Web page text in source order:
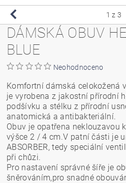
1 z 3
DÁMSKÁ OBUV
BLUE
Neohodnoceno
Komfortní dámská celokožená
je vyrobena z jakostní přírodní
podšívku a stélku z přírodní
anatomická a antibakteriální.
Obuv je opatřena neklouzavou
výšce 2 / 4 cm.V patní části je
ABSORBER, tedy speciální
při chůzi.
Pro nastavení správné šíře je
šněrováním,pro snadné